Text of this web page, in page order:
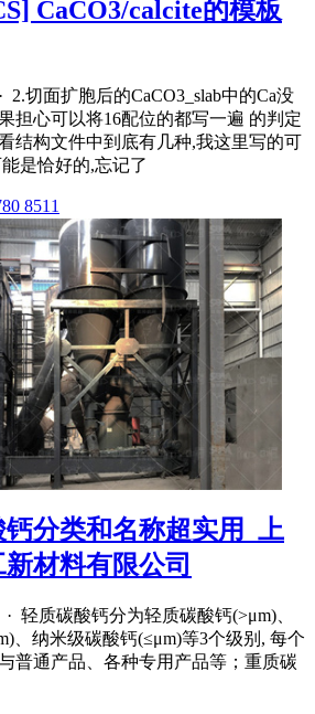
CaCO3/calcite的模板
2.切面扩胞后的CaCO3_slab中的Ca没
担心可以将16配位的都写一遍 的判定
结构文件中到底有几种,我这里写的可
是恰好的,忘记了
8511
分类和名称超实用_上
材料有限公司
· 轻质碳酸钙分为轻质碳酸钙(>μm)、
、纳米级碳酸钙(≤μm)等3个级别, 每个
普通产品、各种专用产品等；重质碳